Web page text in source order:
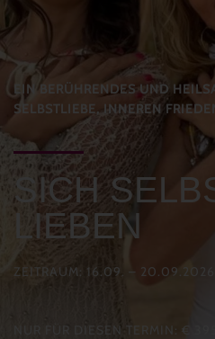
EIN BERÜHRENDES UND
SELBSTLIEBE, INNEREN
SICH
LIEBEN
ZEITRAUM: 16.09. – 20.09.2026
NUR FÜR DIESEN TERMIN: €